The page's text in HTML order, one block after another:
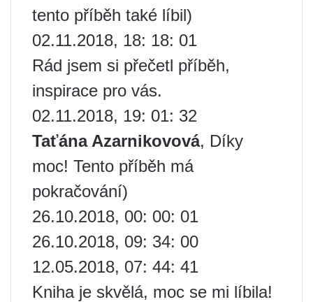
tento příběh také líbil)
02.11.2018, 18: 18: 01
Rád jsem si přečetl příběh,
inspirace pro vás.
02.11.2018, 19: 01: 32
Taťána Azarnikovová, Díky
moc! Tento příběh má
pokračování)
26.10.2018, 00: 00: 01
26.10.2018, 09: 34: 00
12.05.2018, 07: 44: 41
Kniha je skvělá, moc se mi líbila!